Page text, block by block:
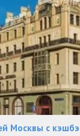
Москвы с